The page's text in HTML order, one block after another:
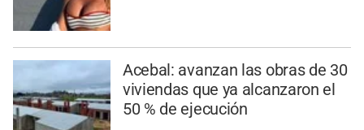
Acebal: avanzan las obras de 30
viviendas que ya alcanzaron el
50 % de ejecución